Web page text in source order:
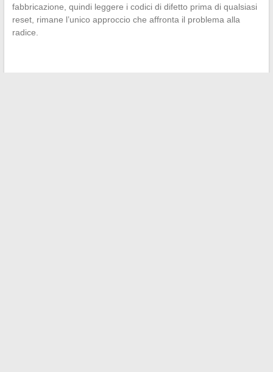
fabbricazione, quindi leggere i codici di difetto prima di qualsiasi
reset, rimane l’unico approccio che affronta il problema alla
radice.